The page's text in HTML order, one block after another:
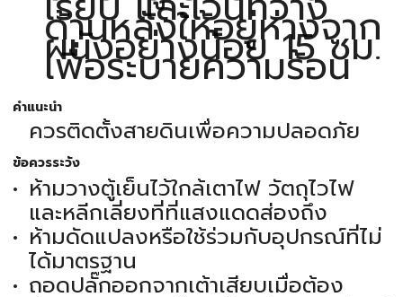
ด้านหลังให้อยู่ห่างจาก
ผนังอย่างน้อย 15 ซม.
เพื่อระบายความร้อน
คำแนะนำ
ควรติดตั้งสายดินเพื่อความปลอดภัย
ข้อควรระวัง
ห้ามวางตู้เย็นไว้ใกล้เตาไฟ วัตถุไวไฟ
และหลีกเลี่ยงที่ที่แสงแดดส่องถึง
ห้ามดัดแปลงหรือใช้ร่วมกับอุปกรณ์ที่ไม่
ได้มาตรฐาน
ถอดปลั๊กออกจากเต้าเสียบเมื่อต้อง